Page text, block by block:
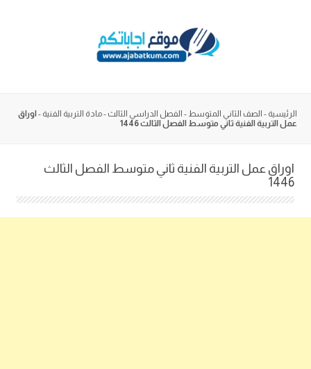
الرئيسية - الصف الثاني المتوسط - الفصل الدراسي الثالث -مادة التربية الفنية - اوراق
عمل التربية الفنية ثاني متوسط الفصل الثالث 1446
اوراق عمل التربية الفنية ثاني متوسط الفصل الثالث
1446